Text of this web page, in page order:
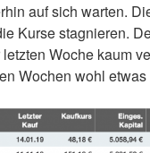
auf sich warten.
Kurse stagnieren.
Woche kaum
Wochen wohl